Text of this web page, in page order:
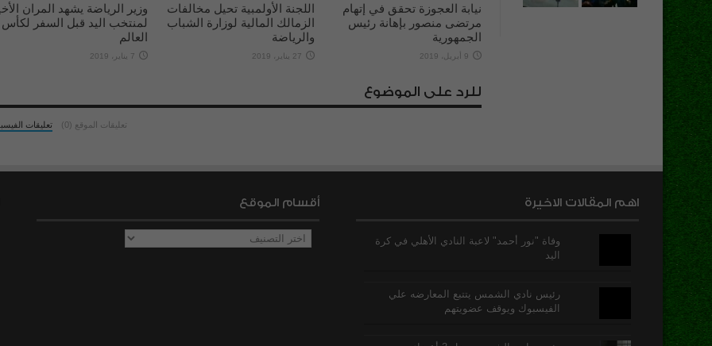
نيابة العجوزة تحقق في إتهام
مرتضى منصور بإهانة رئيس
الجمهورية
9 أبريل، 2019
اللجنة الأولمبية تحيل مخالفات
الزمالك المالية لوزارة الشباب
والرياضة
27 يناير، 2019
وزير الرياضة يشهد المران
لمنتخب اليد قبل السفر لكأس
العالم
7 يناير، 2019
للرد على الموضوع
تعليقات تعليقات الموقع (0)
اهم المقالات الاخيرة
وفاة "نور أحمد" لاعبة النادي الأهلي في كرة
اليد
رئيس نادي الشمس يتتبع المعارضه علي
الفيسبوك ويوقف عضويتهم
أقسام الموقع
أقسام
الموقع